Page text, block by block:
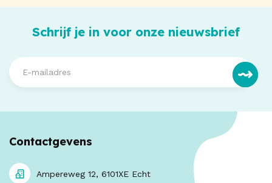
Schrijf je in voor onze nieuwsbrief
Contactgevens
Ampereweg 12, 6101XE Echt